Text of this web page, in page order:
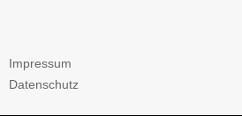
Impressum
Datenschutz